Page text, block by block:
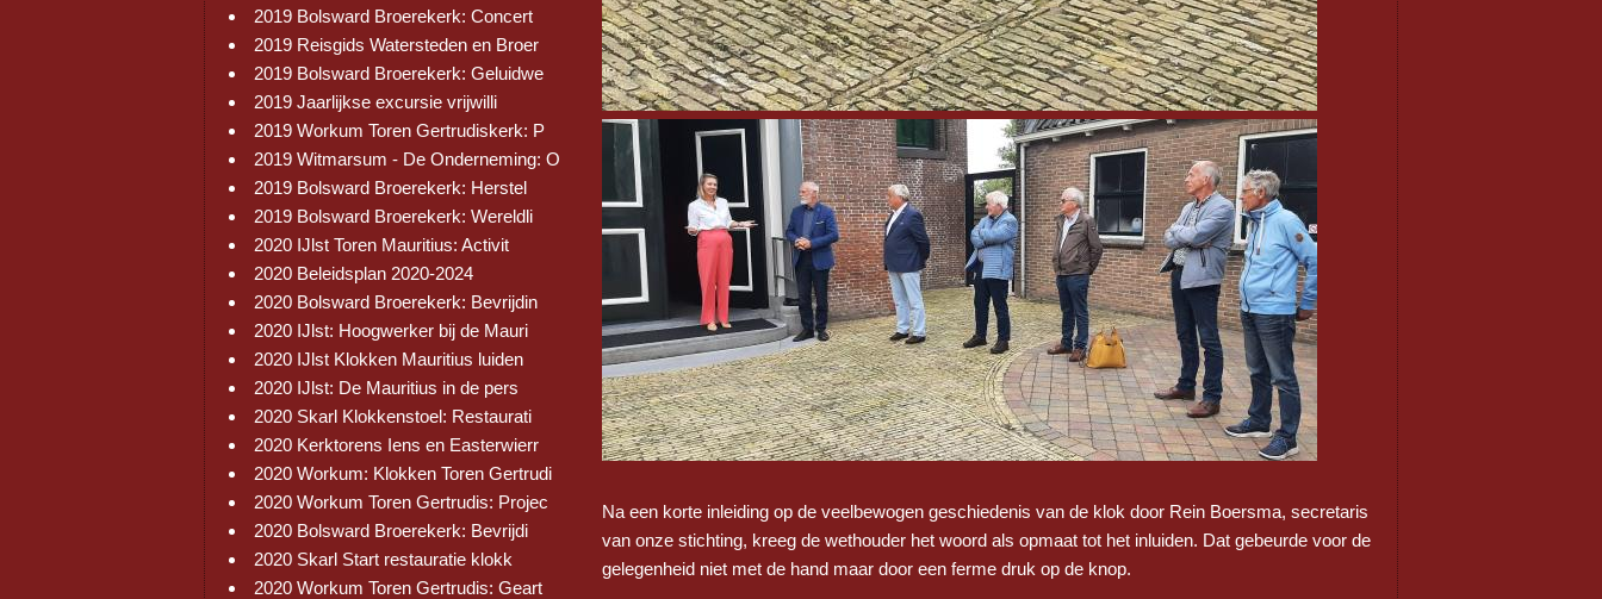
2019 Bolsward Broerekerk: Concert
2019 Reisgids Watersteden en Broer
2019 Bolsward Broerekerk: Geluidwe
2019 Jaarlijkse excursie vrijwilli
2019 Workum Toren Gertrudiskerk: P
2019 Witmarsum - De Onderneming: O
2019 Bolsward Broerekerk: Herstel
2019 Bolsward Broerekerk: Wereldli
2020 IJlst Toren Mauritius: Activit
2020 Beleidsplan 2020-2024
2020 Bolsward Broerekerk: Bevrijdin
2020 IJlst: Hoogwerker bij de Mauri
2020 IJlst Klokken Mauritius luiden
2020 IJlst: De Mauritius in de pers
2020 Skarl Klokkenstoel: Restaurati
2020 Kerktorens Iens en Easterwierr
2020 Workum: Klokken Toren Gertrudi
2020 Workum Toren Gertrudis: Projec
2020 Bolsward Broerekerk: Bevrijdi
2020 Skarl Start restauratie klokk
2020 Workum Toren Gertrudis: Geart
Na een korte inleiding op de veelbewogen geschiedenis van de klok door Rein Boersma, secretaris
van onze stichting, kreeg de wethouder het woord als opmaat tot het inluiden. Dat gebeurde voor de
gelegenheid niet met de hand maar door een ferme druk op de knop.